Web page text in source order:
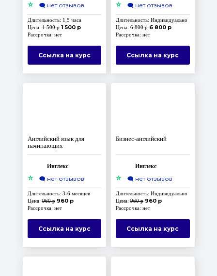
⭐ 🗨️ нет отзывов
Длительность: 1,5 часа
Цена:1 500 р 1 500 р
Рассрочка: нет
Ссылка на курс
⭐ 🗨️ нет отзывов
Длительность: Индивидуально
Цена: 6 800 р 6 800 р
Рассрочка: нет
Ссылка на курс
Английский язык для
начинающих
Инглекс
⭐ 🗨️ нет отзывов
Длительность: 3-6 месяцев
Цена:960 р 960 р
Рассрочка: нет
Ссылка на курс
Бизнес-английский
Инглекс
⭐ 🗨️ нет отзывов
Длительность: Индивидуально
Цена: 960 р 960 р
Рассрочка: нет
Ссылка на курс